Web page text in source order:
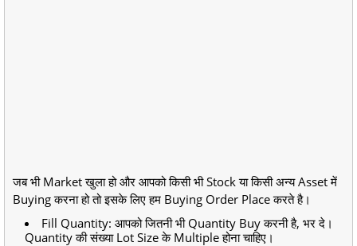
जब भी Market खुला हो और आपको किसी भी Stock या किसी अन्य Asset में
Buying करना हो तो इसके लिए हम Buying Order Place करते है।
Fill Quantity: आपको जितनी भी Quantity Buy करनी है, भर दे।
Quantity की संख्या Lot Size के Multiple होना चाहिए।